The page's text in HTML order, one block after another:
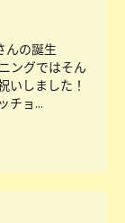
んの誕生
ングではそん
いしました！
チョ...